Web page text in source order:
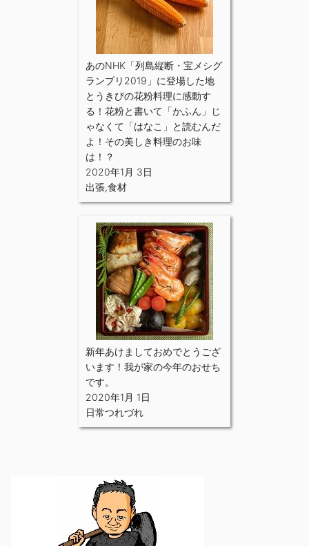
あのNHK「列島縦断・宝メシグ
ランプリ2019」に登場した地
とうきびの花粉料理に感動す
る！花粉と書いて「かふん」じ
ゃなくて「はなこ」と読むんだ
よ！その美しき料理のお味
は！？
2020年1月 3日
出張,食材
新年あけましておめでとうござ
います！我が家の今年のおせち
です。
2020年1月 1日
日常つれづれ